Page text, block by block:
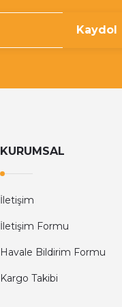
Kaydol
KURUMSAL
İletişim
İletişim Formu
Havale Bildirim Formu
Kargo Takibi